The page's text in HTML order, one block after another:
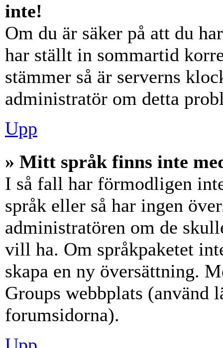
inte!
Om du är säker på att du
har ställt in sommartid
stämmer så är serverns
administratör om detta
Upp
» Mitt språk finns inte
I så fall har förmodligen
språk eller så har ingen
administratören om de
vill ha. Om språkpaketet
skapa en ny översättning.
Groups webbplats (använd
forumsidorna).